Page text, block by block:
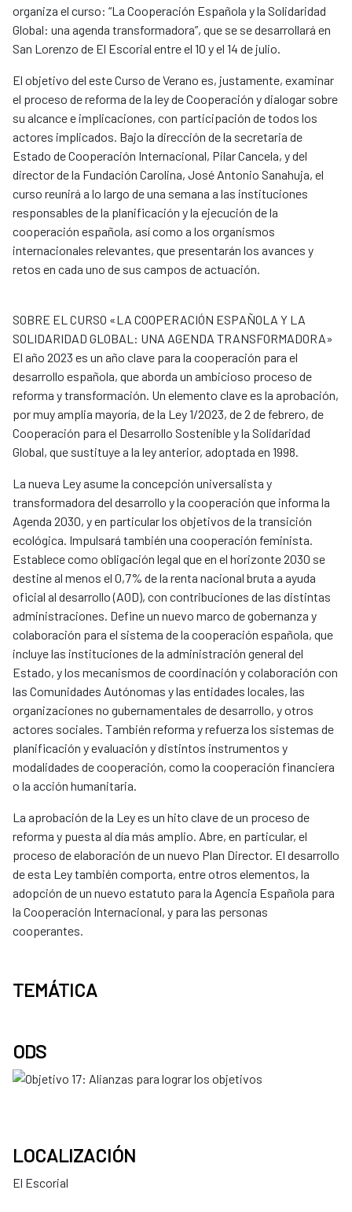
organiza el curso: “La Cooperación Española y la Solidaridad
Global: una agenda transformadora”, que se se desarrollará en
San Lorenzo de El Escorial entre el 10 y el 14 de julio.
El objetivo del este Curso de Verano es, justamente, examinar
el proceso de reforma de la ley de Cooperación y dialogar sobre
su alcance e implicaciones, con participación de todos los
actores implicados. Bajo la dirección de la secretaria de
Estado de Cooperación Internacional, Pilar Cancela, y del
director de la Fundación Carolina, José Antonio Sanahuja, el
curso reunirá a lo largo de una semana a las instituciones
responsables de la planificación y la ejecución de la
cooperación española, así como a los organismos
internacionales relevantes, que presentarán los avances y
retos en cada uno de sus campos de actuación.
SOBRE EL CURSO «LA COOPERACIÓN ESPAÑOLA Y LA
SOLIDARIDAD GLOBAL: UNA AGENDA TRANSFORMADORA»
El año 2023 es un año clave para la cooperación para el
desarrollo española, que aborda un ambicioso proceso de
reforma y transformación. Un elemento clave es la aprobación,
por muy amplia mayoría, de la Ley 1/2023, de 2 de febrero, de
Cooperación para el Desarrollo Sostenible y la Solidaridad
Global, que sustituye a la ley anterior, adoptada en 1998.
La nueva Ley asume la concepción universalista y
transformadora del desarrollo y la cooperación que informa la
Agenda 2030, y en particular los objetivos de la transición
ecológica. Impulsará también una cooperación feminista.
Establece como obligación legal que en el horizonte 2030 se
destine al menos el 0,7% de la renta nacional bruta a ayuda
oficial al desarrollo (AOD), con contribuciones de las distintas
administraciones. Define un nuevo marco de gobernanza y
colaboración para el sistema de la cooperación española, que
incluye las instituciones de la administración general del
Estado, y los mecanismos de coordinación y colaboración con
las Comunidades Autónomas y las entidades locales, las
organizaciones no gubernamentales de desarrollo, y otros
actores sociales. También reforma y refuerza los sistemas de
planificación y evaluación y distintos instrumentos y
modalidades de cooperación, como la cooperación financiera
o la acción humanitaria.
La aprobación de la Ley es un hito clave de un proceso de
reforma y puesta al día más amplio. Abre, en particular, el
proceso de elaboración de un nuevo Plan Director. El desarrollo
de esta Ley también comporta, entre otros elementos, la
adopción de un nuevo estatuto para la Agencia Española para
la Cooperación Internacional, y para las personas
cooperantes.
TEMÁTICA
ODS
LOCALIZACIÓN
El Escorial